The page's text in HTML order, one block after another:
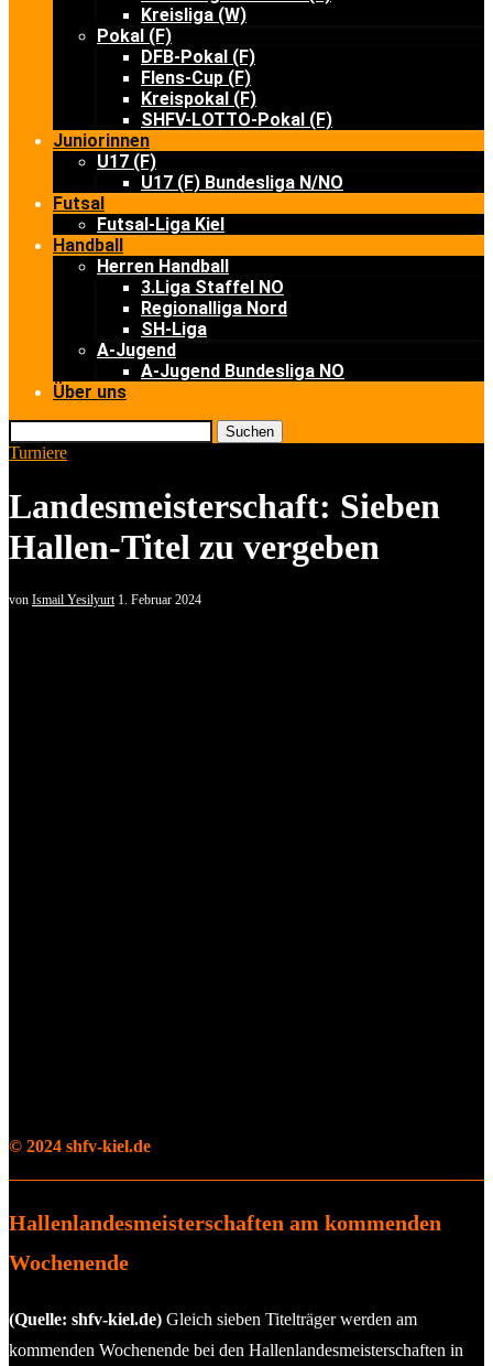
Kreisliga (W)
Pokal (F)
DFB-Pokal (F)
Flens-Cup (F)
Kreispokal (F)
SHFV-LOTTO-Pokal (F)
Juniorinnen
U17 (F)
U17 (F) Bundesliga N/NO
Futsal
Futsal-Liga Kiel
Handball
Herren Handball
3.Liga Staffel NO
Regionalliga Nord
SH-Liga
A-Jugend
A-Jugend Bundesliga NO
Über uns
Suchen
Turniere
Landesmeisterschaft: Sieben
Hallen-Titel zu vergeben
von Ismail Yesilyurt 1. Februar 2024
© 2024 shfv-kiel.de
Hallenlandesmeisterschaften am kommenden
Wochenende
(Quelle: shfv-kiel.de) Gleich sieben Titelträger werden am
kommenden Wochenende bei den Hallenlandesmeisterschaften in